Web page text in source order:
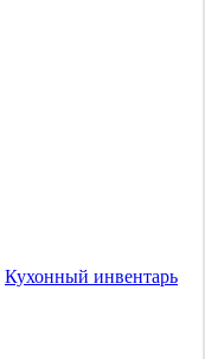
Кухонный инвентарь